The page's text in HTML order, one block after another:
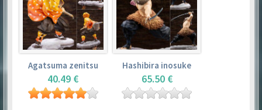
Agatsuma zenitsu
40.49 €
Hashibira inosuke
65.50 €